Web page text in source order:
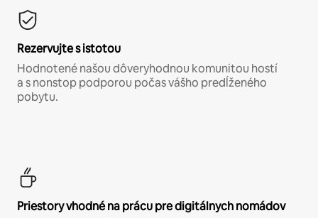
Rezervujte s istotou
Hodnotené našou dôveryhodnou komunitou hostí
a s nonstop podporou počas vášho predĺženého
pobytu.
Priestory vhodné na prácu pre digitálnych nomádov